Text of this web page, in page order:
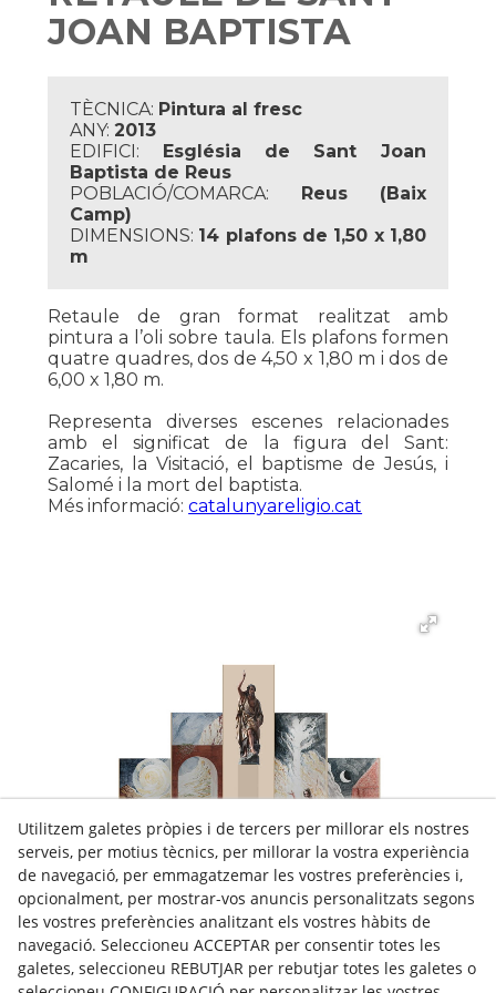
JOAN BAPTISTA
TÈCNICA: Pintura al fresc
ANY:2013
EDIFICI:
Església de Sant Joan
Baptista de Reus
POBLACIÓ/COMARCA:
Reus (Baix
Camp)
DIMENSIONS: 14 plafons de 1,50 x 1,80
m
Retaule de gran format realitzat amb
pintura a l’oli sobre taula. Els plafons formen
quatre quadres, dos de 4,50 x 1,80 m i dos de
6,00 x 1,80 m.
Representa diverses escenes relacionades
amb el significat de la figura del Sant:
Zacaries, la Visitació, el baptisme de Jesús, i
Salomé i la mort del baptista.
Més informació:catalunyareligio.cat
Utilitzem galetes pròpies i de tercers per millorar els nostres
serveis, per motius tècnics, per millorar la vostra experiència
de navegació, per emmagatzemar les vostres preferències i,
opcionalment, per mostrar-vos anuncis personalitzats segons
les vostres preferències analitzant els vostres hàbits de
navegació. Seleccioneu ACCEPTAR per consentir totes les
galetes, seleccioneu REBUTJAR per rebutjar totes les galetes o